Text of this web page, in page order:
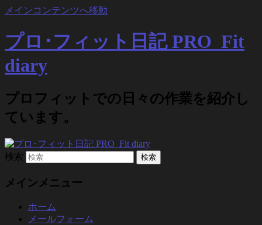
メインコンテンツへ移動
プロ･フィット日記 PRO_Fit
diary
プロフィットでの日々の作業を紹介し
ています。
検索
メインメニュー
ホーム
メールフォーム